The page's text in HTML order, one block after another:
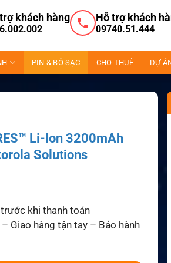
khách hàng Hỗ trợ khách
09740.51.444
PIN & BỘ SẠC CHO THUÊ DỰ
Li-Ion 3200mAh
Solutions
khi thanh toán
Giao hàng tận tay – Bảo hành